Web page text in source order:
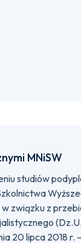
MNiSW
studiów
związku z
(Dz.U.
20 lipca 2018 r.